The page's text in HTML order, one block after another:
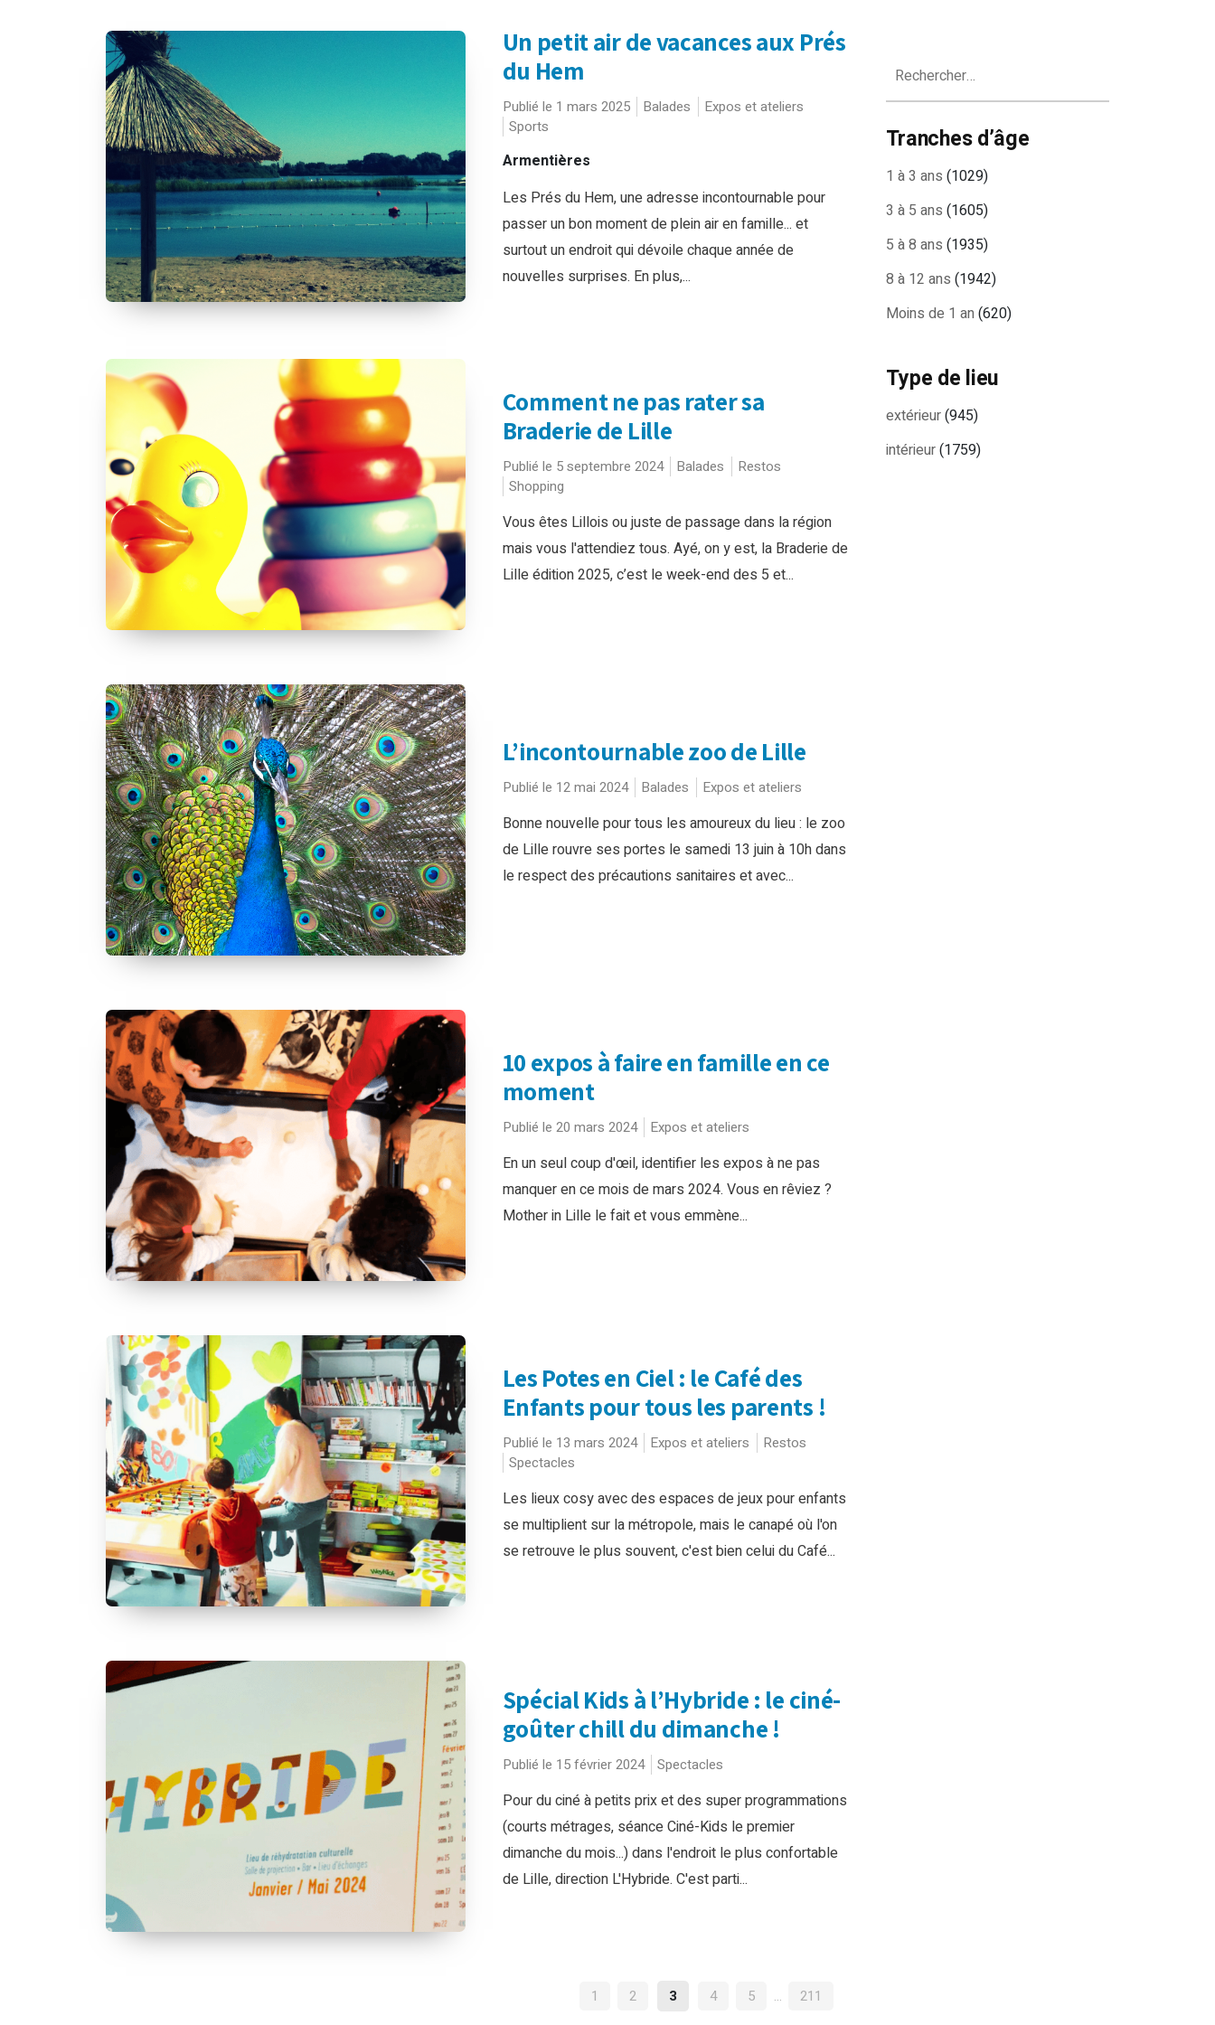
Un petit air de vacances aux Prés
du Hem
Publié le 1 mars 2025 Balades
Expos et ateliers
Sports
Armentières
Les Prés du Hem, une adresse incontournable pour
passer un bon moment de plein air en famille... et
surtout un endroit qui dévoile chaque année de
nouvelles surprises. En plus,...
Comment ne pas rater sa
Braderie de Lille
Publié le 5 septembre 2024 Balades
Restos
Shopping
Vous êtes Lillois ou juste de passage dans la région
mais vous l'attendiez tous. Ayé, on y est, la Braderie de
Lille édition 2025, c’est le week-end des 5 et...
L’incontournable zoo de Lille
Publié le 12 mai 2024 Balades Expos et ateliers
Bonne nouvelle pour tous les amoureux du lieu : le zoo
de Lille rouvre ses portes le samedi 13 juin à 10h dans
le respect des précautions sanitaires et avec...
10 expos à faire en famille en ce
moment
Publié le 20 mars 2024 Expos et ateliers
En un seul coup d'œil, identifier les expos à ne pas
manquer en ce mois de mars 2024. Vous en rêviez ?
Mother in Lille le fait et vous emmène...
Les Potes en Ciel : le Café des
Enfants pour tous les parents !
Publié le 13 mars 2024 Expos et ateliers
Restos
Spectacles
Les lieux cosy avec des espaces de jeux pour enfants
se multiplient sur la métropole, mais le canapé où l'on
se retrouve le plus souvent, c'est bien celui du Café...
Spécial Kids à l’Hybride : le ciné-
goûter chill du dimanche !
Publié le 15 février 2024 Spectacles
Pour du ciné à petits prix et des super programmations
(courts métrages, séance Ciné-Kids le premier
dimanche du mois...) dans l'endroit le plus confortable
de Lille, direction L'Hybride. C'est parti...
NAVIGATION
1 2 3 4 5 … 211
Tranches d’âge
1 à 3 ans (1029)
3 à 5 ans (1605)
5 à 8 ans (1935)
8 à 12 ans (1942)
Moins de 1 an (620)
Type de lieu
extérieur(945)
intérieur(1759)